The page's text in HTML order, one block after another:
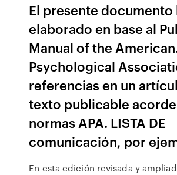
El presente documento
elaborado en base al
Manual of the
Psychological
referencias en un
texto publicable acorde
normas APA. LISTA DE
comunicación, por
En esta edición revisada y